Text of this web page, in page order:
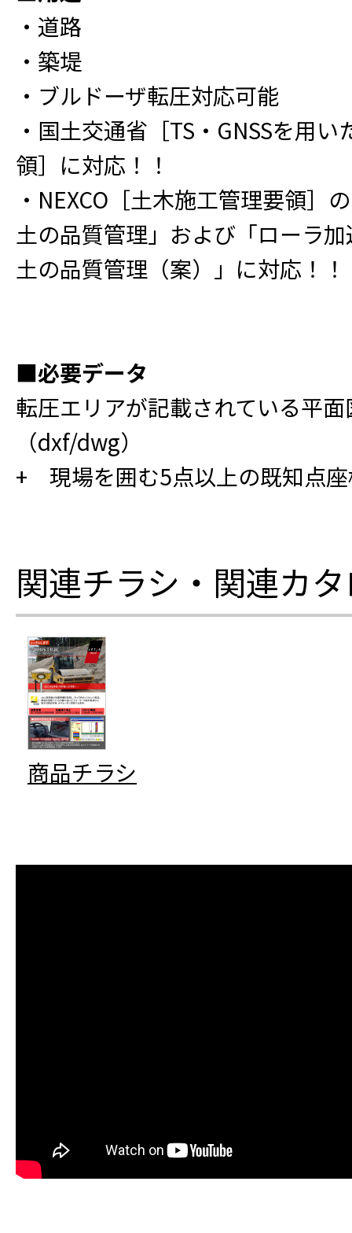
・道路
・築堤
・ブルドーザ転圧対応可能
・国土交通省［TS・GNSSを用
領］に対応！！
・NEXCO［土木施工管理要領］
土の品質管理」および「ローラ
土の品質管理（案）」に対応！！
■必要データ
転圧エリアが記載されている平面
（dxf/dwg）
+ 現場を囲む5点以上の既知点
関連チラシ・関連カ
商品チラシ